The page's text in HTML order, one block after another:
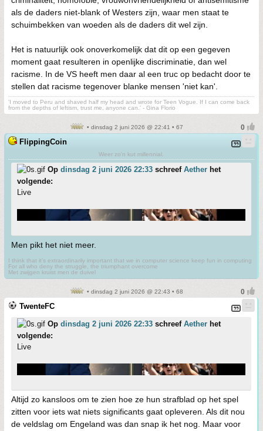
als de daders niet-blank of Westers zijn, waar men staat te
schuimbekken van woeden als de daders dit wel zijn.
Het is natuurlijk ook onoverkomelijk dat dit op een gegeven
moment gaat resulteren in openlijke discriminatie, dan wel
racisme. In de VS heeft men daar al een truc op bedacht door te
stellen dat racisme tegenover blanke mensen 'niet kan'.
'I moved to Peru and shaved half my head and wrote for Teen Vogue. If I can come back
from the depths of leftism, trust me, anyone can.' - Gina Florio
• dinsdag 2 juni 2026 @ 22:41 • 67
FlippingCoin
Weer zo'n kut millennial.
Op dinsdag 2 juni 2026 22:33 schreef Aether het
volgende:
Live
Men pikt het niet meer.
I think that it’s extraordinarily important that we in computer science keep fun in computing
For all who deny the struggle, the triumphant overcome
Met zwijgen kruist men de duivel
• dinsdag 2 juni 2026 @ 22:43 • 68
TwenteFC
Op dinsdag 2 juni 2026 22:33 schreef Aether het
volgende:
Live
Altijd zo kansloos om te zien hoe ze hun strafblad op het spel
zitten voor iets wat niets significants gaat opleveren. Als dit nou
de veldslag om Engeland was dan snap ik het nog. Maar voor